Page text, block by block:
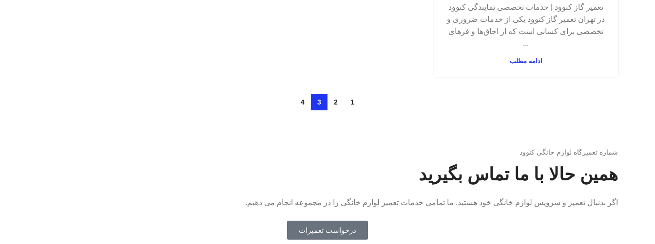
تعمیر گاز کنوود | خدمات تخصصی نمایندگی کنوود
در تهران تعمیر گاز کنوود یکی از خدمات ضروری و
تخصصی برای کسانی است که از اجاق‌ها و فرهای
...
ادامه مطلب
1
2
3
4
شماره تعمیرگاه لوازم خانگی کنوود
همین حالا با ما تماس بگیرید
اگر بدنبال تعمیر و سرویس لوازم خانگی خود هستید. ما تمامی خدمات تعمیر لوازم خانگی را در مجموعه انجام می دهیم.
درخواست تعمیرات